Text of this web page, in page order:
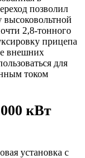
позволил
высоковольтной
2,8-тонного
прицепа
внешних
для
током
кВт
установка с